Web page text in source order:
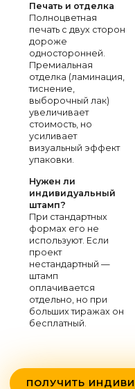
Печать и отделка
Полноцветная
печать с двух сторон
дороже
односторонней.
Премиальная
отделка (ламинация,
тиснение,
выборочный лак)
увеличивает
стоимость, но
усиливает
визуальный эффект
упаковки.
Нужен ли
индивидуальный
штамп?
При стандартных
формах его не
используют. Если
проект
нестандартный —
штамп
оплачивается
отдельно, но при
больших тиражах он
бесплатный.
ПОЛУЧИТЬ